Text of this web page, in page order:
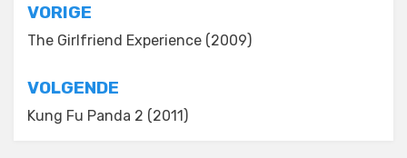
Bericht
navigatie
VORIGE
The Girlfriend Experience (2009)
VOLGENDE
Kung Fu Panda 2 (2011)